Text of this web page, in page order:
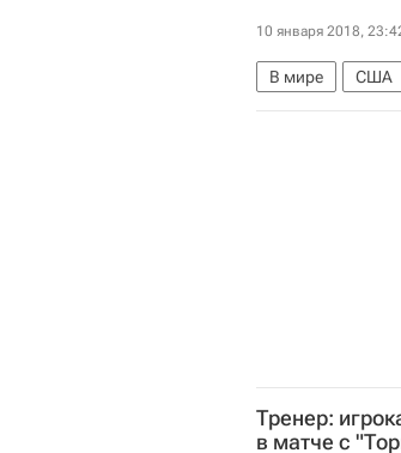
10 января 2018,
В мире США
Тренер:
в матче с